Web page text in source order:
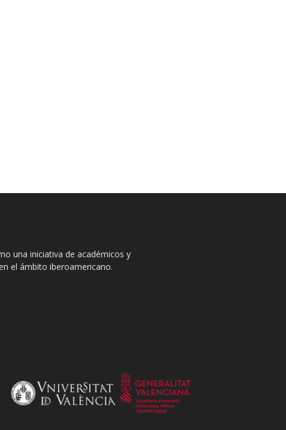
una iniciativa de académicos y
el ámbito iberoamericano.